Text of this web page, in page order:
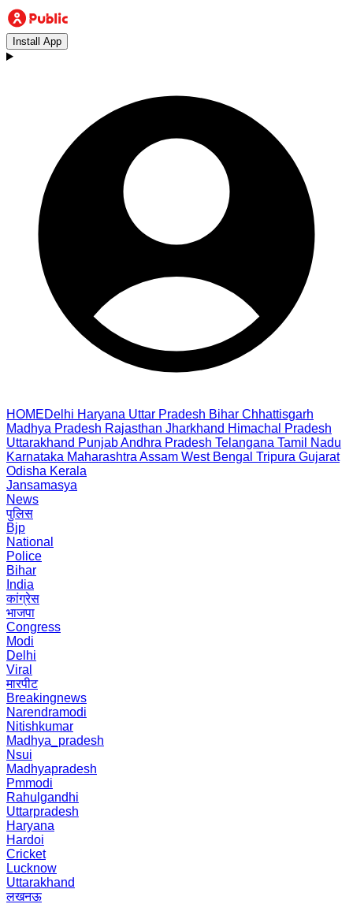
Install App
HOMEDelhi Haryana Uttar Pradesh Bihar Chhattisgarh
Madhya Pradesh Rajasthan Jharkhand Himachal Pradesh
Uttarakhand PunjabAndhra Pradesh Telangana Tamil Nadu
Karnataka Maharashtra Assam West Bengal Tripura Gujarat
Odisha Kerala
Jansamasya
News
पुलिस
Bjp
National
Police
Bihar
India
कांग्रेस
भाजपा
Congress
Modi
Delhi
Viral
मारपीट
Breakingnews
Narendramodi
Nitishkumar
Madhya_pradesh
Nsui
Madhyapradesh
Pmmodi
Rahulgandhi
Uttarpradesh
Haryana
Hardoi
Cricket
Lucknow
Uttarakhand
लखनऊ